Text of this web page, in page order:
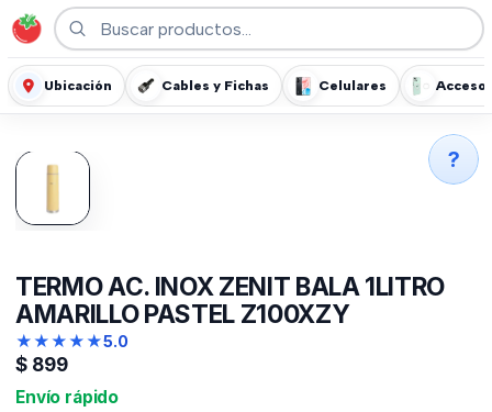
Ubicación Cables y Fichas Celulares
TERMO AC. INOX ZENIT BALA 1LITRO
AMARILLO PASTEL Z100XZY
★★★★★5.0
$ 899
Envío rápido
?